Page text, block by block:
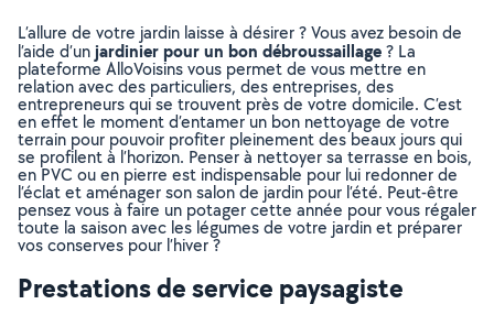
L’allure de votre jardin laisse à désirer ? Vous avez besoin de
l’aide d’unjardinier pour un bon débroussaillage? La
plateforme AlloVoisins vous permet de vous mettre en
relation avec des particuliers, des entreprises, des
entrepreneurs qui se trouvent près de votre domicile. C’est
en effet le moment d’entamer un bon nettoyage de votre
terrain pour pouvoir profiter pleinement des beaux jours qui
se profilent à l’horizon. Penser à nettoyer sa terrasse en bois,
en PVC ou en pierre est indispensable pour lui redonner de
l’éclat et aménager son salon de jardin pour l’été. Peut-être
pensez vous à faire un potager cette année pour vous régaler
toute la saison avec les légumes de votre jardin et préparer
vos conserves pour l’hiver ?
Prestations de service paysagiste